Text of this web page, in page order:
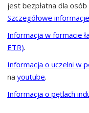
jest bezpłatna dla osób
Szczegółowe
Informacja w formacie
ETR).
Informacja o uczelni w
na youtube.
Informacja o pętlach